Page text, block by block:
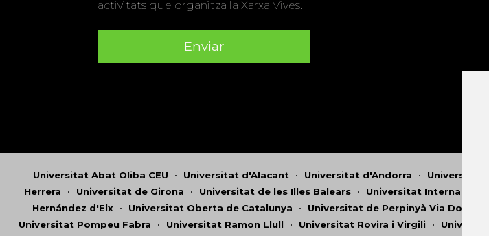
activitats que organitza la Xarxa Vives.
Universitat Abat Oliba CEU • Universitat d'Alacant • Universitat d'Andorra • Universitat
Herrera • Universitat de Girona • Universitat de les Illes Balears • Universitat
Hernández d'Elx • Universitat Oberta de Catalunya • Universitat de Perpinyà Via Domitia
Universitat Pompeu Fabra • Universitat Ramon Llull • Universitat Rovira i Virgili •